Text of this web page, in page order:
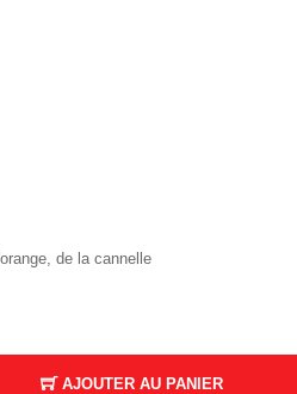
de la cannelle
AJOUTER AU PANIER